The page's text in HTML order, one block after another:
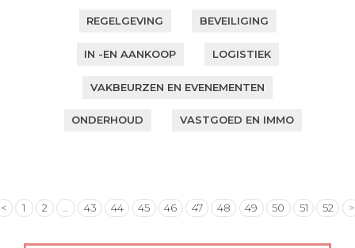
REGELGEVING BEVEILIGING
IN -EN AANKOOP LOGISTIEK
VAKBEURZEN EN EVENEMENTEN
ONDERHOUD VASTGOED EN IMMO
< 1 2 43 44 45 46 47 48 49 50 51 52 >